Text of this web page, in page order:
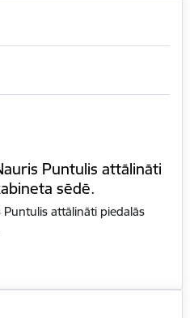
Puntulis attālināti
sēdē.
attālināti piedalās